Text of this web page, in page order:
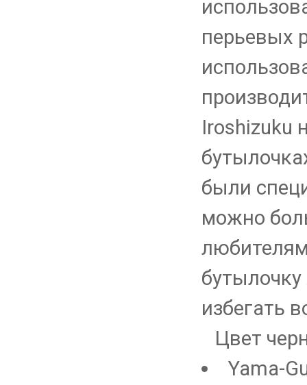
перьевых
Iroshizuku
были
можно
избегать
Цвет
Yama-